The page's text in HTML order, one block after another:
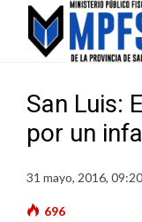
San Luis:
por un
31 mayo, 2016, 09:20
696